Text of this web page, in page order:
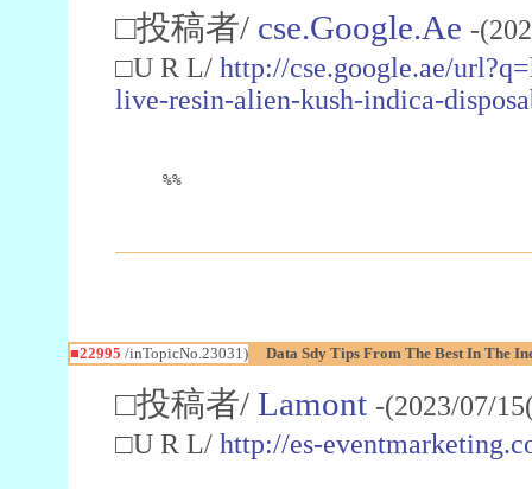
□投稿者/ cse.Google.Ae -
□U R L/ http://cse.google.ae/
live-resin-alien-kush-indica-
%%
■22995 /inTopicNo.23031) Data Sdy Tips From The Best In The
□投稿者/ Lamont -(2023/07/
□U R L/ http://es-